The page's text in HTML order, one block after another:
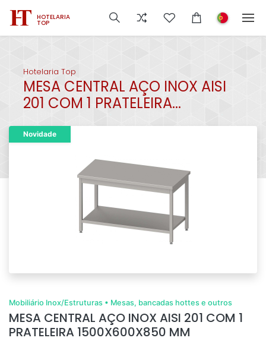
HOTELARIA
TOP
Hotelaria Top
MESA CENTRAL AÇO INOX AISI
201 COM 1 PRATELEIRA...
Novidade
Mobiliário Inox/Estruturas • Mesas, bancadas hottes e outros
MESA CENTRAL AÇO INOX AISI 201 COM 1
PRATELEIRA 1500X600X850 MM